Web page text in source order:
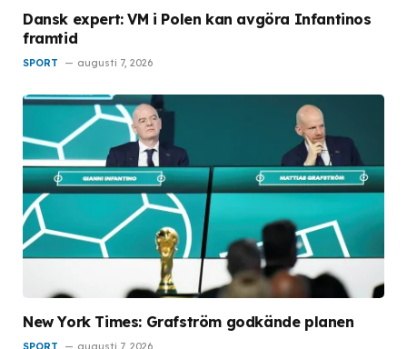
Dansk expert: VM i Polen kan avgöra Infantinos
framtid
SPORT augusti 7, 2026
New York Times: Grafström godkände planen
SPORT augusti 7, 2026